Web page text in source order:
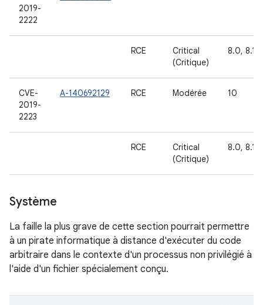
2019-
2222
RCE
Critical
(Critique)
8.0, 8.1,
CVE-
2019-
2223
A-140692129 RCE Modérée 10
RCE
Critical
(Critique)
8.0, 8.1,
Système
La faille la plus grave de cette section pourrait permettre
à un pirate informatique à distance d'exécuter du code
arbitraire dans le contexte d'un processus non privilégié à
l'aide d'un fichier spécialement conçu.